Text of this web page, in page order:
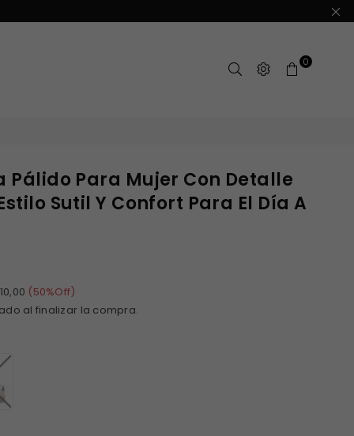
0
Pálido Para Mujer Con Detalle
Sutil Y Confort Para El Día A
(50%Off)
al finalizar la compra.